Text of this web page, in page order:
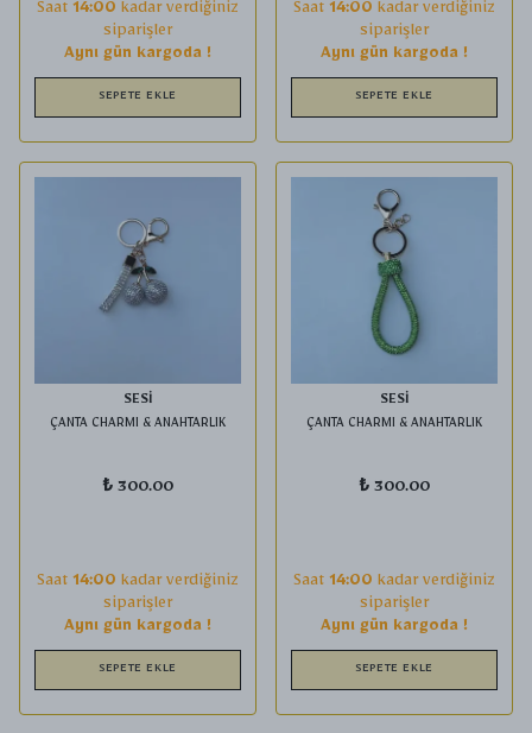
Saat 14:00 kadar verdiğiniz
siparişler
Aynı gün kargoda !
SEPETE EKLE
Saat 14:00 kadar verdiğiniz
siparişler
Aynı gün kargoda !
SEPETE EKLE
SESİ
ÇANTA CHARMI & ANAHTARLIK
₺ 300.00
Saat 14:00 kadar verdiğiniz
siparişler
Aynı gün kargoda !
SEPETE EKLE
SESİ
ÇANTA CHARMI & ANAHTARLIK
₺ 300.00
Saat 14:00 kadar verdiğiniz
siparişler
Aynı gün kargoda !
SEPETE EKLE